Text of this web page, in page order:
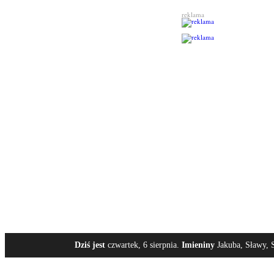
reklama
Dziś jest czwartek, 6 sierpnia. Imieniny Jakuba, Sławy,